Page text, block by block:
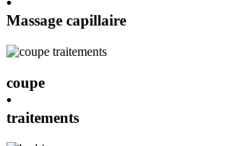
Massage capillaire
coupe
•
traitements